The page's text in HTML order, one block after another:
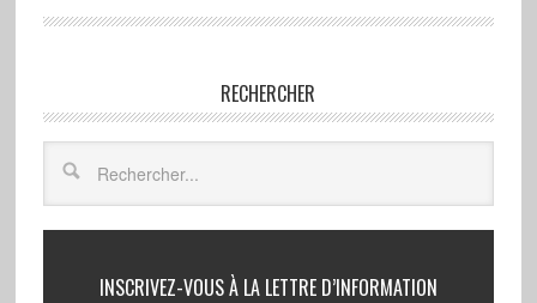
RECHERCHER
INSCRIVEZ-VOUS À LA LETTRE D’INFORMATION